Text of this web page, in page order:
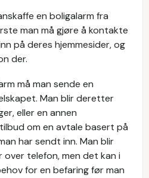
en boligalarm fra
man må gjøre å kontakte
på deres hjemmesider, og
der.
må man sende en
Man blir deretter
eller en annen
om en avtale basert på
har sendt inn. Man blir
telefon, men det kan i
for en befaring før man